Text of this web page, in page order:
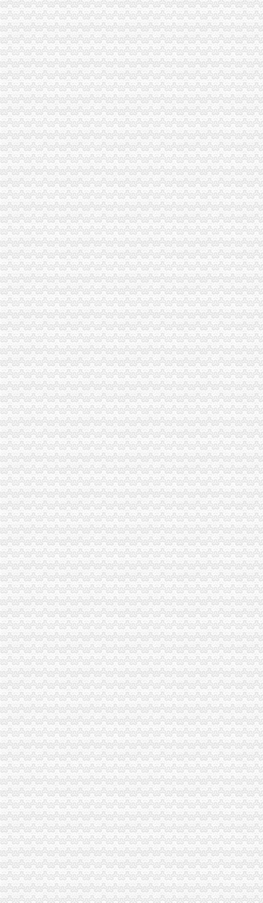
重庆渝开发股份有限公司2011年半年度报告
渝开发：预计2013年度日常关联交易_股票频道_同花顺财经
【重庆铜元局采购招聘网_采购招聘信息】-重庆智联招聘
【重庆铜元局办公室装修公司_小型办公室装修_办公室装修费用】-重
重庆铜元局-搜百科
【重庆铜元局400电话办理公司】-重庆赶集网
铜元局食品品监督管理办公室召开2017年度辖区食品安全工作部署会
【南岸区铜元局街道办】南岸区铜元局街道办电话,南岸区铜元局街道
【铜元局办公电子设备安装_铜元局办公桌椅安装】-58到家
投诉铜元局城管_重庆市公开信箱
107年前第一家本土工业企业铜元局点亮重庆第一盏灯_新浪重庆新闻_
【重庆铜元局公司业务招聘网_公司业务招聘信息】-重庆智联招聘
铜元局办公用品及设备企业名录_铜元局办公用品及设备公司黄页–铜
铜元局单位宿舍_铜元局单位宿舍介绍
铜元局装修_重庆装修公司_装修案例
【铜元局办公用品|铜元局办公设备】-今题铜元局办公用品网
铜元局的由来(外三则)_可之绍仑的心语森林_新浪博客
【重庆铜元局投资理财公司|理财投资产品】-重庆赶集网
百年铜元局的变迁_新浪新闻
【重庆铜元局采购招聘网_采购招聘信息】-重庆智联招聘
关于设立安诚保险销售有限公司铜元局营业部等2家分支机构的批复-
铜元局与大花厅_历史频道_凤凰网
请问南岸区铜元局社区卫生服务中心何时搬迁？_重庆市公开信箱
重庆市国土资源和房屋管理局
铜元局赋(图)_网易新闻
南岸区铜元局监管办开展全国食品安全宣周活动
【重庆铜元局审计验资|公司注册验资|注册公司验资】-重庆赶集网
【重庆铜元局行政经理招聘网_行政经理招聘信息】-重庆智联招聘
关于中国邮政储蓄银行有限责任公司重庆南岸区铜元局支行等10家机构
重庆铜元局公司保洁|重庆铜元局办公用品保洁-重庆比拉网
【重庆铜元局商务办公家具公司|办公家具厂|办公家具定做】-重庆赶集网
南岸区铜元局街道办-城市吧街景地图
轻轨三号线铜元局站到底什么时候开通_重庆市公开信箱
铜元局街道办_电话_地址|在哪里_上班时间-重庆本地宝
后的铜元局：重庆百年“聚宝盆”现已衰败不堪_搜狐文化_搜狐网
【重庆铜元局接待招聘网_接待招聘信息】-重庆智联招聘
铜元局期货_铜元局期货公司_铜元局期货开户-qd8.com.cn
铜元局街道食监办开展餐饮单位油烟污染专项整行动
铜元局街道“两违”办进社区确保换届社区“两违”整工作平稳过渡
户口在南岸区铜元局准生证在哪里办-搜问问
【浙江铜元局大清铜二文版式及其研究】_太雨______新浪博客
【铜元局办公家具维修_铜元局家具维修】-58到家
南岸区铜元局街道办电话,南岸区铜元局街道办电话多少_图吧电话查询
轨道三号线铜元局站预计年内开通-吉屋网
铜元局股票开户_铜元局股票开户服务公司-qd8.com.cn
【铜元局办公耗材回收|铜元局二手办公耗材回收】-今题铜元局办公耗
重庆南岸区铜元局街道食监办开展“柴火”类餐饮单位专项整工
别：男年龄：26地区：重庆重庆南岸区铜元局社区卫生服务中心可以
铜元局食开展蘑菇等三种食用农产品专项抽验工作-重庆市南岸区人民
铜元局-重庆爱问分类
重庆铜元局邮政编码是多少？-家居装修互动问答
关闭的苏州铜元局再起_乐活苏州_中国江苏网
河南铜元局遗址访_收资讯_华夏收网